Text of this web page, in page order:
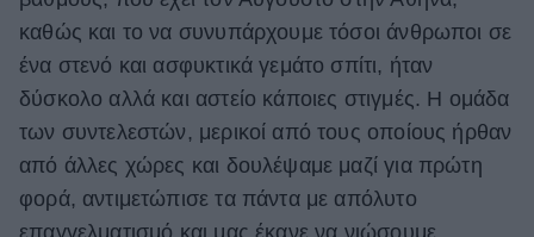
καθώς και το να συνυπάρχουμε τόσοι άνθρωποι σε
ένα στενό και ασφυκτικά γεμάτο σπίτι, ήταν
δύσκολο αλλά και αστείο κάποιες στιγμές. Η ομάδα
των συντελεστών, μερικοί από τους οποίους ήρθαν
από άλλες χώρες και δουλέψαμε μαζί για πρώτη
φορά, αντιμετώπισε τα πάντα με απόλυτο
επαγγελματισμό και μας έκανε να νιώσουμε